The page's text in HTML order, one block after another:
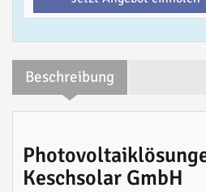
Beschreibung
Keschsolar GmbH